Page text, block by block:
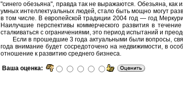
"синего обезьяна", правда так не выражаются. Обезьяна, как
умных интеллектуальных людей, стало быть мощно могут
в том числе. В европейской традиции 2004 год — год
Наилучшие перспективы коммерческого развития в
сталкиваться с ограничениями, это период испытаний и
Если в прошедшие 3 года актуальными были вопросы,
года внимание будет сосредоточено на недвижимости, в
отношение к развитию среднего бизнеса.
Ваша оценка: